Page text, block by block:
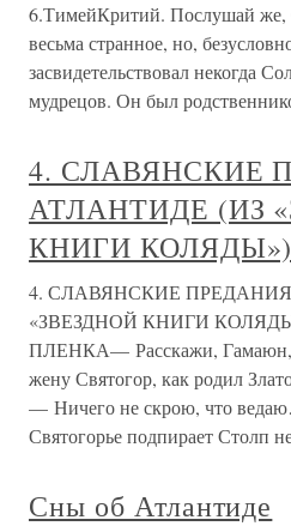
6.ТимейКритий. Послушай же,
весьма странное, но,
засвидетельствовал некогда
мудрецов. Он был
4. СЛАВЯНСКИЕ
АТЛАНТИДЕ (ИЗ
КНИГИ КОЛЯДЫ»)
4. СЛАВЯНСКИЕ
«ЗВЕЗДНОЙ КНИГИ
ПЛЕНКА— Расскажи, Гамаюн,
жену Святогор, как родил
— Ничего не скрою, что
Святогорье подпирает Столп
Сны об Атлантиде